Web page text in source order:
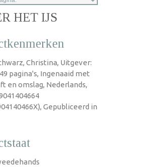
HET IJS
Christina, Uitgever:
pagina's, Ingenaaid met
en omslag, Nederlands,
Gepubliceerd in